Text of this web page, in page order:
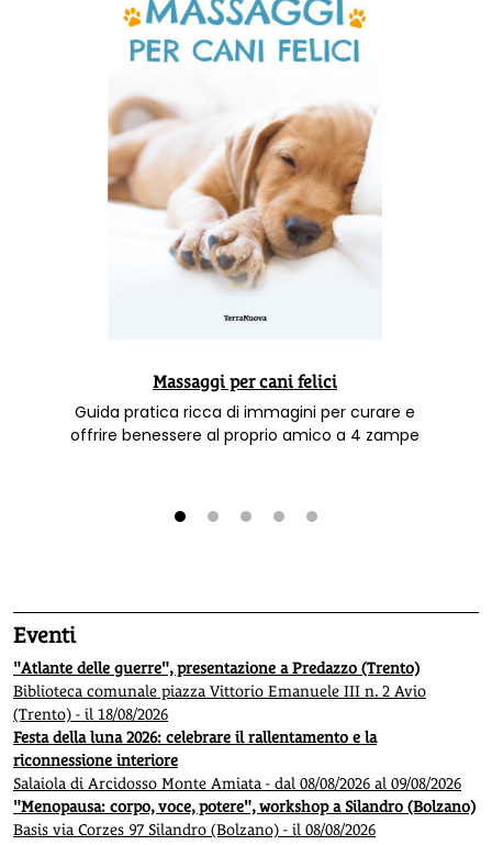
Massaggi per cani felici
Guida pratica ricca di immagini per curare e
offrire benessere al proprio amico a 4 zampe
Eventi
"Atlante delle guerre", presentazione a Predazzo (Trento)
Biblioteca comunale piazza Vittorio Emanuele III n. 2 Avio
(Trento) - il 18/08/2026
Festa della luna 2026: celebrare il rallentamento e la
riconnessione interiore
Salaiola di Arcidosso Monte Amiata - dal 08/08/2026 al 09/08/2026
"Menopausa: corpo, voce, potere", workshop a Silandro (Bolzano)
Basis via Corzes 97 Silandro (Bolzano) - il 08/08/2026